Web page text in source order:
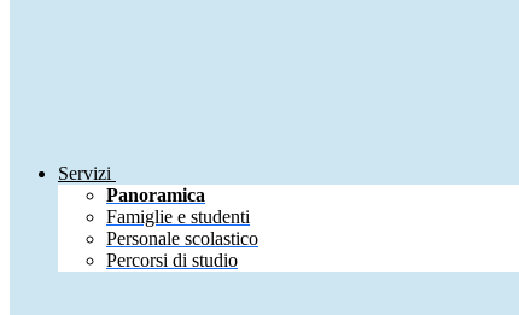
Servizi
Panoramica
Famiglie e studenti
Personale scolastico
Percorsi di studio